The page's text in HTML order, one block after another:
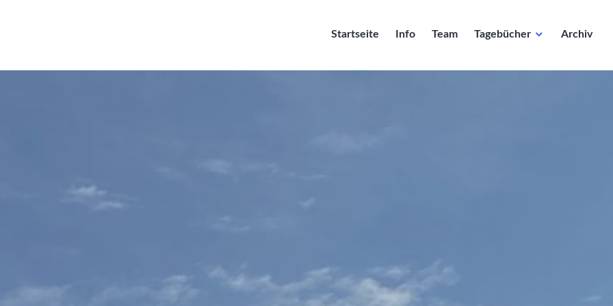
Startseite Info Team Tagebücher Archiv